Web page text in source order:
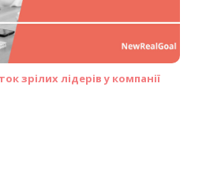
зрілих лідерів у компанії